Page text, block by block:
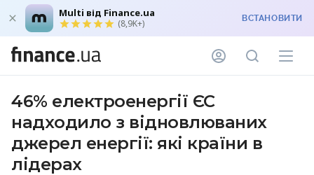
Multi від Finance.ua
(8,9K+) ВСТАНОВИТИ
46% електроенергії ЄС
надходило з відновлюваних
джерел енергії: які країни в
лідерах